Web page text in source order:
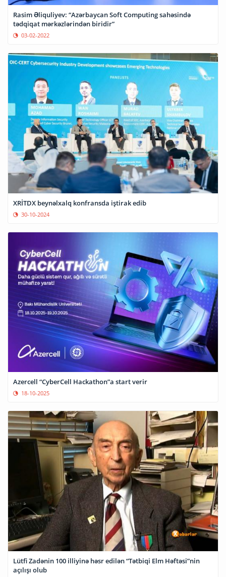
Rasim Əliquliyev: “Azərbaycan Soft Computing sahəsində
tədqiqat mərkəzlərindən biridir”
03-02-2022
XRİTDX beynəlxalq konfransda iştirak edib
30-10-2024
Azercell “CyberCell Hackathon”a start verir
18-10-2025
Lütfi Zadənin 100 illiyinə həsr edilən “Tətbiqi Elm Həftəsi”nin
açılışı olub